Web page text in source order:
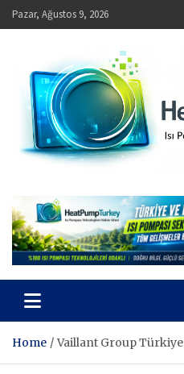
Skip
to
Pazar, Ağustos 9, 2026
Home Vaillant Group Türkiye